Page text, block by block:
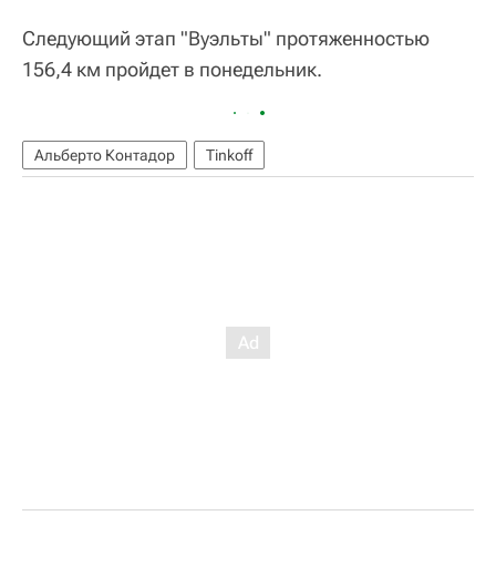
Следующий этап "Вуэльты" протяженностью
156,4 км пройдет в понедельник.
Альберто Контадор Tinkoff